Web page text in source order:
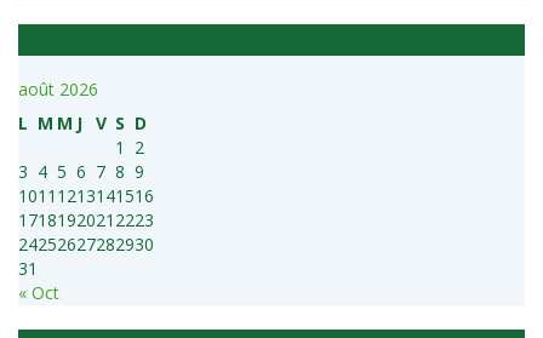
août 2026
L M M J V S D
1
2
3 4 5 6 7 8 9
1011 1213141516
1718192021 2223
24252627282930
31
« Oct